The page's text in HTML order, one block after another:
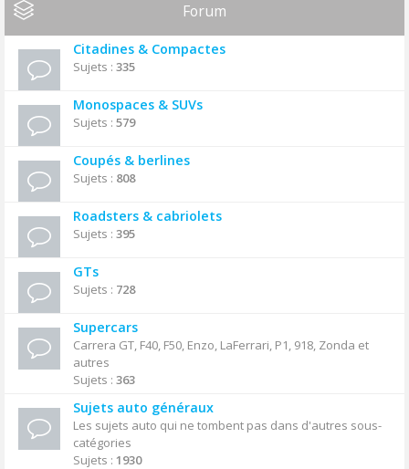
Forum
Citadines & Compactes
Sujets : 335
Monospaces & SUVs
Sujets : 579
Coupés & berlines
Sujets : 808
Roadsters & cabriolets
Sujets : 395
GTs
Sujets : 728
Supercars
Carrera GT, F40, F50, Enzo, LaFerrari, P1, 918, Zonda et
autres
Sujets : 363
Sujets auto généraux
Les sujets auto qui ne tombent pas dans d'autres sous-
catégories
Sujets : 1930